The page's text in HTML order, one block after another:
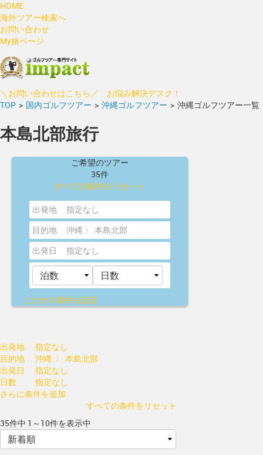
HOME
海外ツアー検索へ
お問い合わせ
My旅ページ
＼お問い合わせはこちら／ お悩み解決デスク！
TOP > 国内ゴルフツアー > 沖縄ゴルフツアー > 沖縄ゴルフツアー一覧
本島北部旅行
ご希望のツアー
35件
すべての条件をリセット
出発地
指定なし
目的地
沖縄 〉 本島北部
出発日
指定なし
こだわり条件を設定
出発地
指定なし
目的地
沖縄 〉 本島北部
出発日
指定なし
日数
指定なし
さらに条件を追加
すべての条件をリセット
35件中 1～10件を表示中